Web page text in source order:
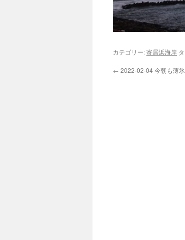
カテゴリー:寄居浜海岸
← 2022-02-04 今朝も薄